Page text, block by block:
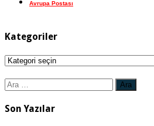
Avrupa Postası
Kategoriler
Kategoriler
Arama:
Son Yazılar